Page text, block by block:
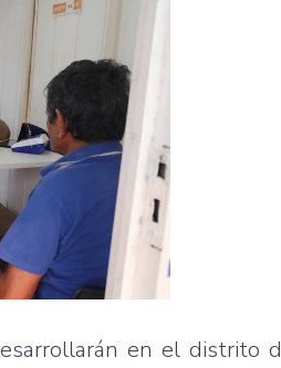
en el distrito